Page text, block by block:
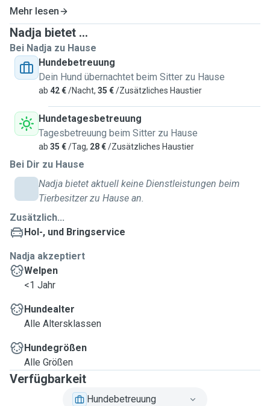
Hunden aufnehmen-Tagesbetreuung sowie mit
Übernachtung. Ich freue mich auf meine hündischen Gäste
und heisse von Mini bis XXL alle willkommen!
Mehr lesen
Nadja bietet ...
Bei Nadja zu Hause
Hundebetreuung
Dein Hund übernachtet beim Sitter zu Hause
ab 42 €/Nacht, 35 €/Zusätzliches Haustier
Hundetagesbetreuung
Tagesbetreuung beim Sitter zu Hause
ab 35 €/Tag, 28 €/Zusätzliches Haustier
Bei Dir zu Hause
Nadja bietet aktuell keine Dienstleistungen beim
Tierbesitzer zu Hause an.
Zusätzlich...
Hol-, und Bringservice
Nadja akzeptiert
Welpen
<1 Jahr
Hundealter
Alle Altersklassen
Hundegrößen
Alle Größen
Verfügbarkeit
Hundebetreuung